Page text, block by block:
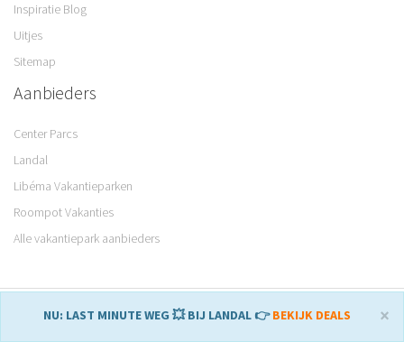
Inspiratie Blog
Uitjes
Sitemap
Aanbieders
Center Parcs
Landal
Libéma Vakantieparken
Roompot Vakanties
Alle vakantiepark aanbieders
© 2008 – 2026 Parkvakanties. Gemaakt met♥in Sneek. ×
NU: LAST MINUTE WEG 💥 BIJ LANDAL 👉BEKIJK DEALS